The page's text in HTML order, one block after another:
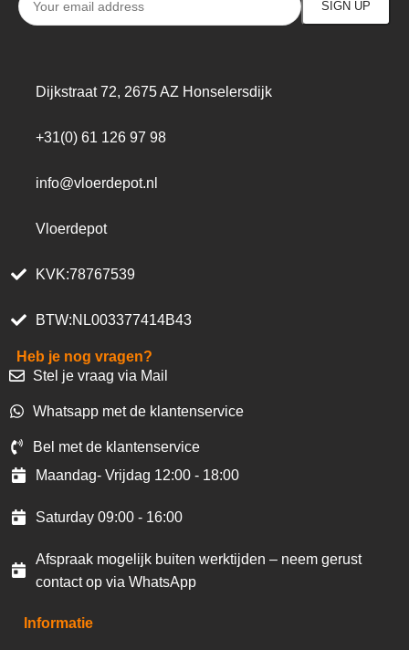
Dijkstraat 72, 2675 AZ Honselersdijk
+31(0) 61 126 97 98
info@vloerdepot.nl
Vloerdepot
KVK:78767539
BTW:NL003377414B43
Heb je nog vragen?
Stel je vraag via Mail
Whatsapp met de klantenservice
Bel met de klantenservice
Maandag- Vrijdag 12:00 - 18:00
Saturday 09:00 - 16:00
Afspraak mogelijk buiten werktijden – neem gerust
contact op via WhatsApp
Informatie